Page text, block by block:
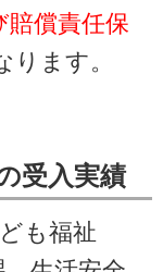
賠償責任保
ります。
受入実績
も福祉